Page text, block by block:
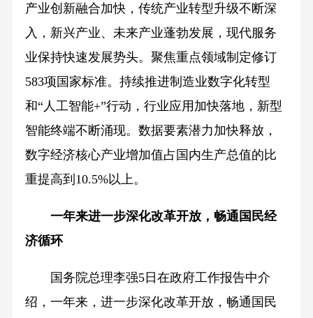
产业创新融合加快，传统产业转型升级不断深
入，新兴产业、未来产业蓬勃发展，现代服务
业保持快速发展势头。聚焦重点领域制定修订
583项国家标准。持续推进制造业数字化转型
和“人工智能+”行动，行业应用加快落地，新型
智能终端不断涌现。数据要素潜力加快释放，
数字经济核心产业增加值占国内生产总值的比
重提高到10.5%以上。
一年来进一步深化改革开放，畅通国民经
济循环
国务院总理李强5日在政府工作报告中介
绍，一年来，进一步深化改革开放，畅通国民